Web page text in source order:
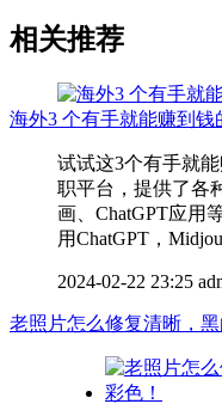
相关推荐
海外3 个有手就能赚到钱
试试这3个有手就
职平台，提供了各
画、ChatGPT应用
用ChatGPT，
2024-02-22 23:25
老照片怎么修复清晰，